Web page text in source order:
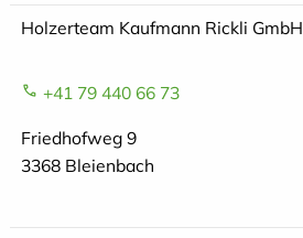
Holzerteam Kaufmann Rickli GmbH
+41 79 440 66 73
Friedhofweg 9
3368 Bleienbach